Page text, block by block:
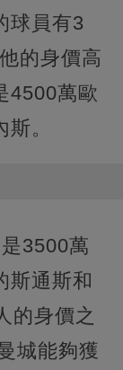
球員有3
的身價高
4500萬歐
。
3500萬
斯通斯和
的身價之
城能夠獲